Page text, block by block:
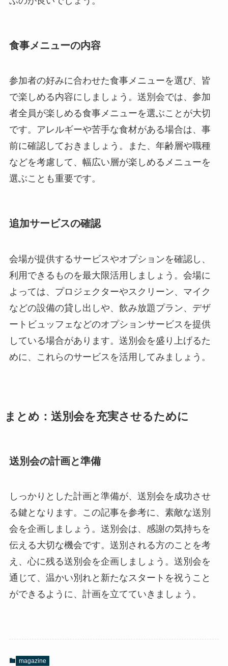
食事メニューの内容
参加者の好みに合わせた食事メニューを選び、皆
で楽しめる内容にしましょう。送別会では、参加
者全員が楽しめる食事メニューを選ぶことが大切
です。アレルギーや苦手な食材がある場合は、事
前に確認しておきましょう。また、年齢層や職種
などを考慮して、幅広い層が楽しめるメニューを
選ぶことも重要です。
追加サービスの確認
会場が提供するサービスやオプションを確認し、
利用できるものを最大限活用しましょう。会場に
よっては、プロジェクターやスクリーン、マイク
などの設備の貸し出しや、飲み放題プラン、デザ
ートビュッフェなどのオプションサービスを提供
している場合があります。送別会を盛り上げるた
めに、これらのサービスを活用してみましょう。
まとめ：送別会を充実させるために
送別会の計画と準備
しっかりとした計画と準備が、送別会を成功させ
る鍵となります。この記事を参考に、素敵な送別
会を企画しましょう。送別会は、感謝の気持ちを
伝える大切な機会です。送別される方のことを考
え、心に残る送別会を企画しましょう。送別会を
通じて、温かい別れと新たなスタートを祝うこと
ができるように、計画を立てていきましょう。
magazine